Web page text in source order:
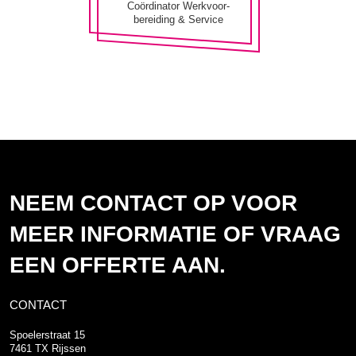
Coördinator Werkvoor-
bereiding & Service
NEEM CONTACT OP VOOR
MEER INFORMATIE OF VRAAG
EEN OFFERTE AAN.
CONTACT
Spoelerstraat 15
7461 TX Rijssen